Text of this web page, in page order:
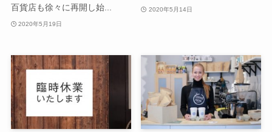
百貨店も徐々に再開し始...
2020年5月19日
2020年5月14日